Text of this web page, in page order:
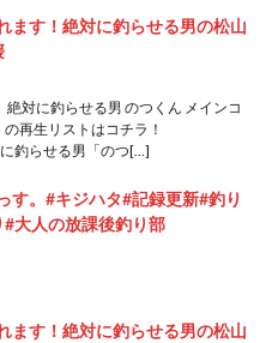
ます！絶対に釣らせる男の松山
絶対に釣らせる男 のつくん メインコ
再生リストはコチラ！
に釣らせる男「のつ[…]
す。#キジハタ#記録更新#釣り
大人の放課後釣り部
ます！絶対に釣らせる男の松山